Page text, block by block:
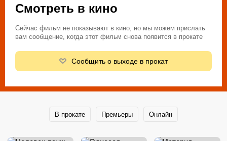
Смотреть в кино
Сейчас фильм не показывают в кино, но мы можем прислать
вам сообщение, когда этот фильм снова появится в прокате
Сообщить о выходе в прокат
В прокате Премьеры Онлайн